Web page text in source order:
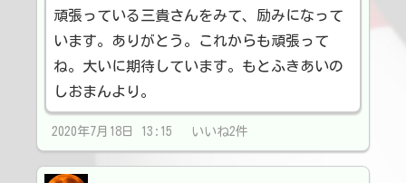
頑張っている三貴さんをみて、励みになって
います。ありがとう。これからも頑張って
ね。大いに期待しています。もとふきあいの
しおまんより。
2020年7月18日 13:15 いいね2件